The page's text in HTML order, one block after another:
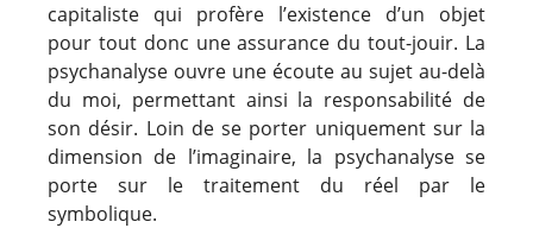
capitaliste qui profère l’existence d’un objet
pour tout donc une assurance du tout-jouir. La
psychanalyse ouvre une écoute au sujet au-delà
du moi, permettant ainsi la responsabilité de
son désir. Loin de se porter uniquement sur la
dimension de l’imaginaire, la psychanalyse se
porte sur le traitement du réel par le
symbolique.